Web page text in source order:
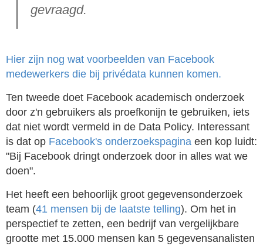
gevraagd.
Hier zijn nog wat voorbeelden van Facebook
medewerkers die bij privédata kunnen komen.
Ten tweede doet Facebook academisch onderzoek
door z'n gebruikers als proefkonijn te gebruiken, iets
dat niet wordt vermeld in de Data Policy. Interessant
is dat op Facebook's onderzoekspagina een kop luidt:
"Bij Facebook dringt onderzoek door in alles wat we
doen".
Het heeft een behoorlijk groot gegevensonderzoek
team (41 mensen bij de laatste telling). Om het in
perspectief te zetten, een bedrijf van vergelijkbare
grootte met 15.000 mensen kan 5 gegevensanalisten